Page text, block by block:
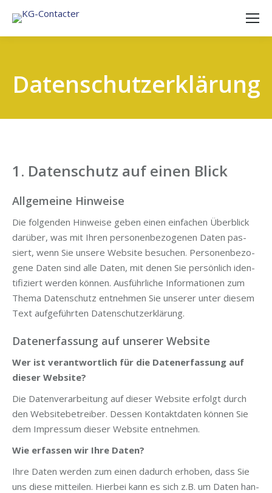
Datenschutzerklärung
1. Datenschutz auf einen Blick
Allgemeine Hinweise
Die fol­gen­den Hin­wei­se geben einen ein­fa­chen Über­blick
dar­über, was mit Ihren per­so­nen­be­zo­ge­nen Daten pas­
siert, wenn Sie unse­re Web­site besu­chen. Per­so­nen­be­zo­
ge­ne Daten sind alle Daten, mit denen Sie per­sön­lich iden­
ti­fi­ziert wer­den kön­nen. Aus­führ­li­che Infor­ma­tio­nen zum
The­ma Daten­schutz ent­neh­men Sie unse­rer unter die­sem
Text auf­ge­führ­ten Datenschutzerklärung.
Datenerfassung auf unserer Website
Wer ist ver­ant­wort­lich für die Daten­er­fas­sung auf
die­ser Website?
Die Daten­ver­ar­bei­tung auf die­ser Web­site erfolgt durch
den Web­site­be­trei­ber. Des­sen Kon­takt­da­ten kön­nen Sie
dem Impres­sum die­ser Web­site entnehmen.
Wie erfas­sen wir Ihre Daten?
Ihre Daten wer­den zum einen dadurch erho­ben, dass Sie
uns die­se mit­tei­len. Hier­bei kann es sich z.B. um Daten han­